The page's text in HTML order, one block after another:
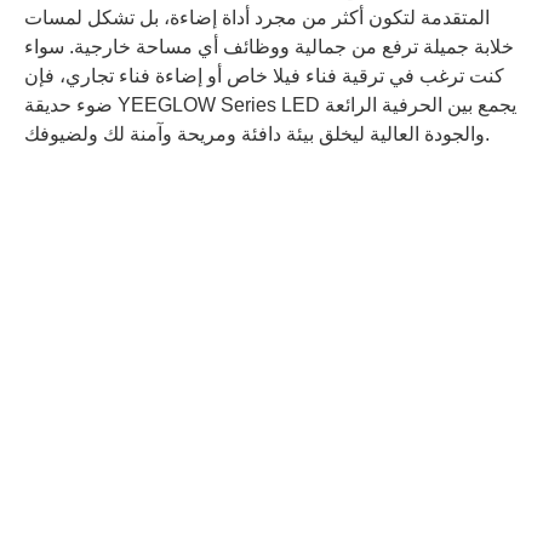
المتقدمة لتكون أكثر من مجرد أداة إضاءة، بل تشكل لمسات
خلابة جميلة ترفع من جمالية ووظائف أي مساحة خارجية. سواء
كنت ترغب في ترقية فناء فيلا خاص أو إضاءة فناء تجاري، فإن
ضوء حديقة YEEGLOW Series LED يجمع بين الحرفية الرائعة
والجودة العالية ليخلق بيئة دافئة ومريحة وآمنة لك ولضيوفك.